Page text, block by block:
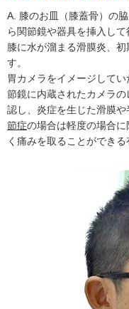
A. 膝のお皿（膝蓋骨）の
ら関節鏡や器具を挿入し
膝に水が溜まる滑膜炎、初
す。
胃カメラをイメージして
節鏡に内蔵されたカメラ
認し、炎症を生じた滑膜や
節症の場合は軽度の場合
く痛みを取ることができる